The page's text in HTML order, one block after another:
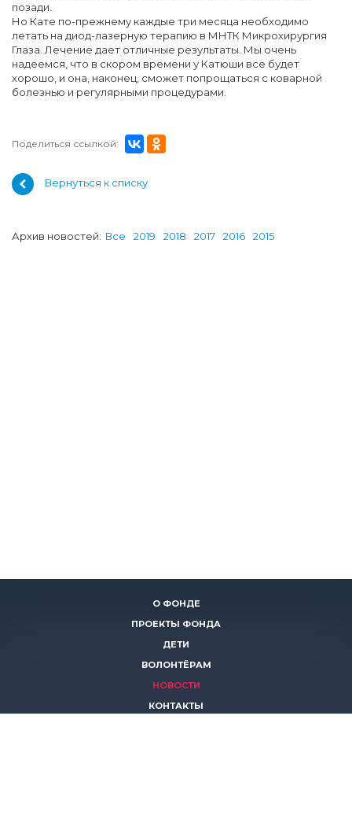
позади.
Но Кате по-прежнему каждые три месяца необходимо
летать на диод-лазерную терапию в МНТК Микрохирургия
Глаза. Лечение дает отличные результаты. Мы очень
надеемся, что в скором времени у Катюши все будет
хорошо, и она, наконец, сможет попрощаться с коварной
болезнью и регулярными процедурами.
Поделиться ссылкой:
Вернуться к списку
Архив новостей: Все 2019 2018 2017 2016 2015
О ФОНДЕ
ПРОЕКТЫ ФОНДА
ДЕТИ
ВОЛОНТЁРАМ
НОВОСТИ
КОНТАКТЫ